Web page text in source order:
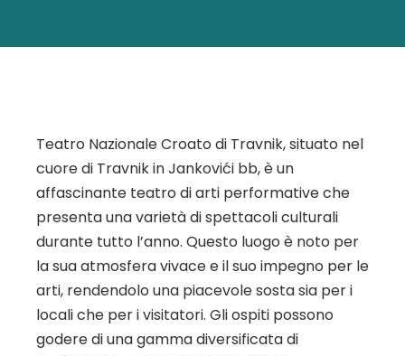
Teatro Nazionale Croato di Travnik, situato nel
cuore di Travnik in Jankovići bb, è un
affascinante teatro di arti performative che
presenta una varietà di spettacoli culturali
durante tutto l’anno. Questo luogo è noto per
la sua atmosfera vivace e il suo impegno per le
arti, rendendolo una piacevole sosta sia per i
locali che per i visitatori. Gli ospiti possono
godere di una gamma diversificata di